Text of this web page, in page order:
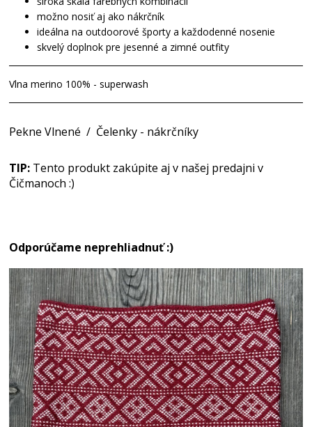
možno nosiť aj ako nákrčník
ideálna na outdoorové športy a každodenné nosenie
skvelý doplnok pre jesenné a zimné outfity
Vlna merino 100% - superwash
Pekne Vlnené / Čelenky - nákrčníky
TIP: Tento produkt zakúpite aj v našej predajni v
Čičmanoch :)
Odporúčame neprehliadnuť :)